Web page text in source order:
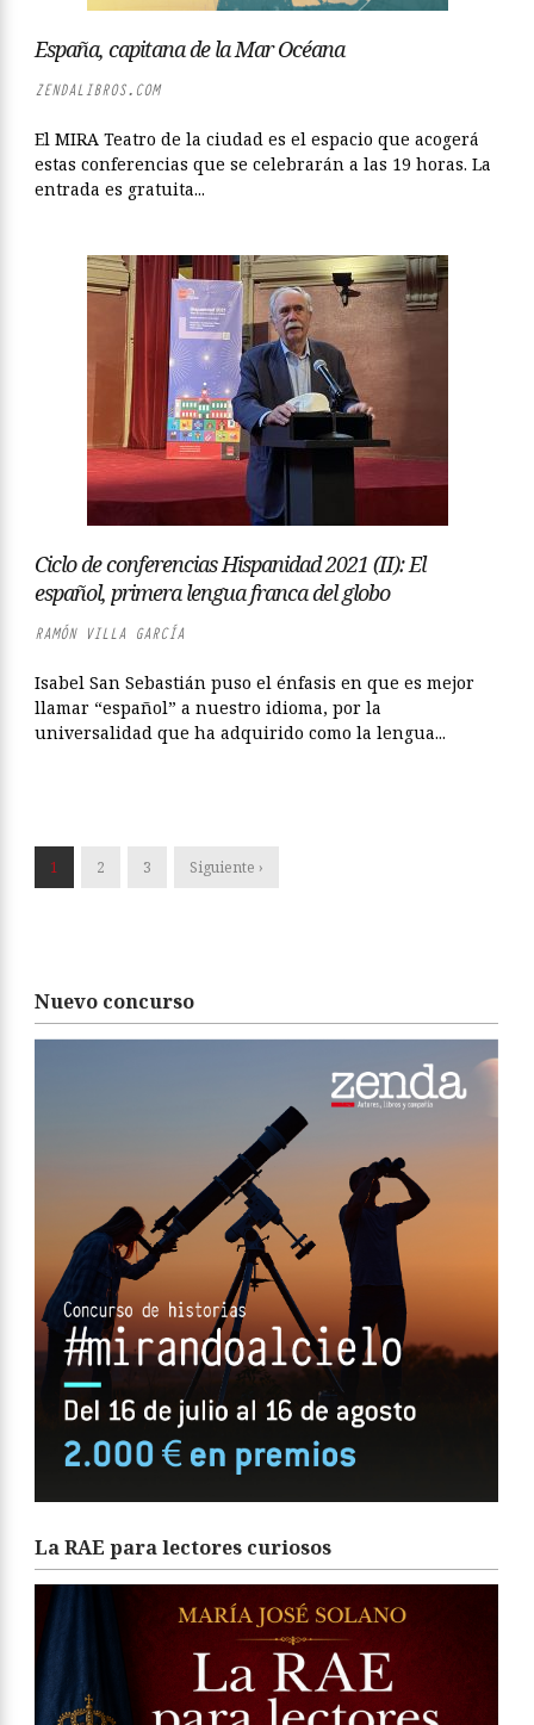
España, capitana de la Mar Océana
ZENDALIBROS.COM
El MIRA Teatro de la ciudad es el espacio que acogerá
estas conferencias que se celebrarán a las 19 horas. La
entrada es gratuita...
Ciclo de conferencias Hispanidad 2021 (II): El
español, primera lengua franca del globo
RAMÓN VILLA GARCÍA
Isabel San Sebastián puso el énfasis en que es mejor
llamar “español” a nuestro idioma, por la
universalidad que ha adquirido como la lengua...
1 2 3 Siguiente ›
Nuevo concurso
La RAE para lectores curiosos